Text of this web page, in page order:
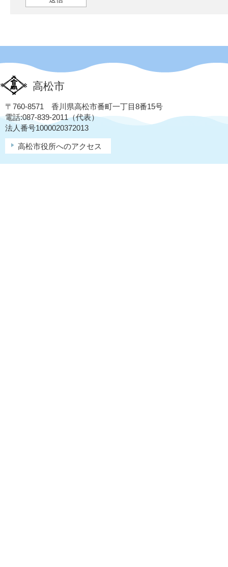
高松市
〒760-8571 香川県高松市番町一丁目8番15号
電話:087-839-2011（代表）
法人番号1000020372013
高松市役所へのアクセス